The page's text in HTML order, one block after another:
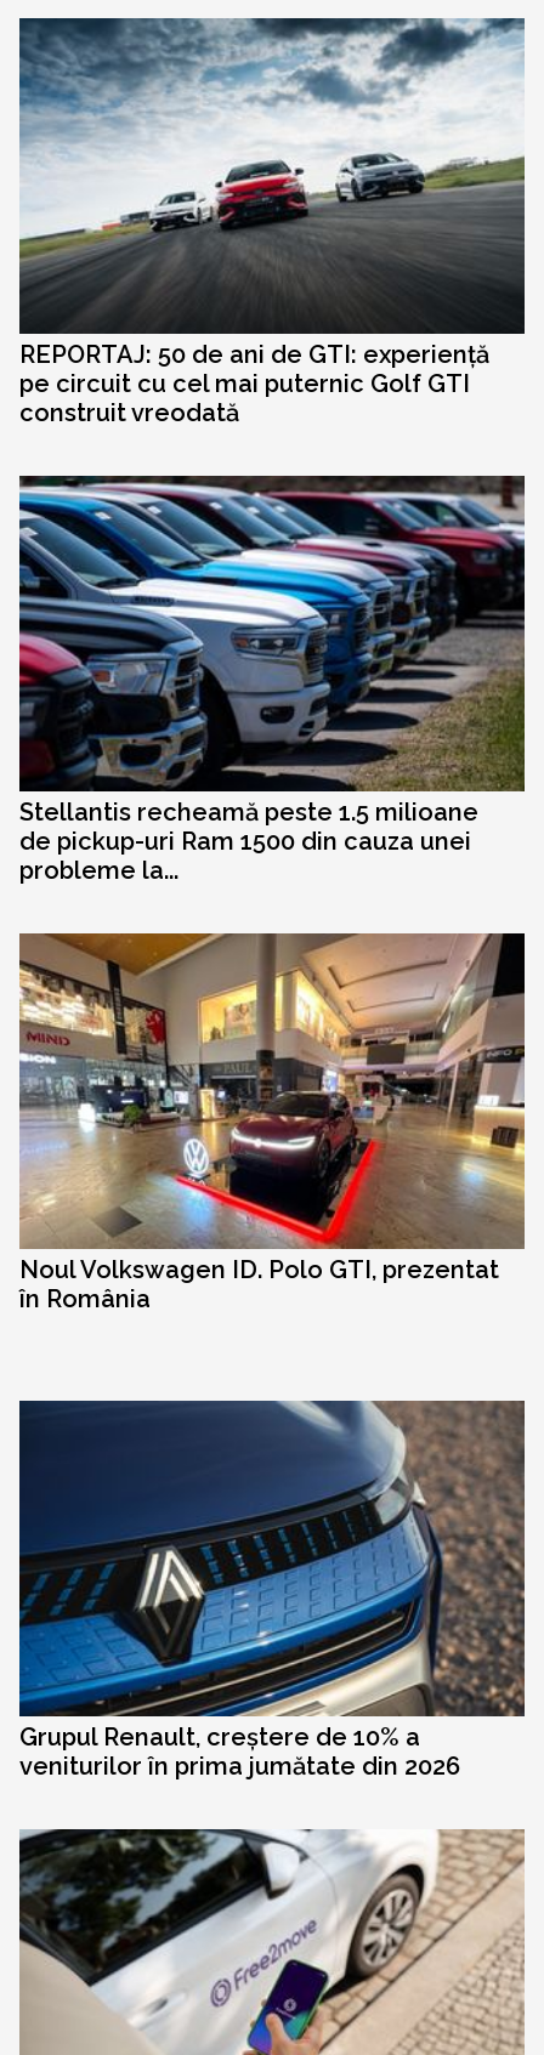
REPORTAJ: 50 de ani de GTI: experiență
pe circuit cu cel mai puternic Golf GTI
construit vreodată
Stellantis recheamă peste 1.5 milioane
de pickup-uri Ram 1500 din cauza unei
probleme la...
Noul Volkswagen ID. Polo GTI, prezentat
în România
Grupul Renault, creștere de 10% a
veniturilor în prima jumătate din 2026